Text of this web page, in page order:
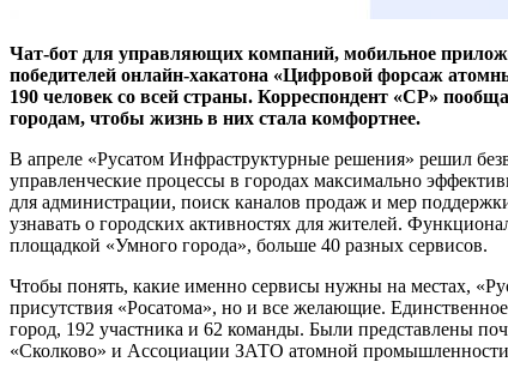
Чат-бот для управляющих компаний, мобильное
победителей онлайн-хакатона «Цифровой форсаж
190 человек со всей страны. Корреспондент «СР»
городам, чтобы жизнь в них стала комфортнее.
В апреле «Русатом Инфраструктурные решения» решил
управленческие процессы в городах максимально
для администрации, поиск каналов продаж и мер
узнавать о городских активностях для жителей.
площадкой «Умного города», больше 40 разных сервисов.
Чтобы понять, какие именно сервисы нужны на местах,
присутствия «Росатома», но и все желающие.
город, 192 участника и 62 команды. Были представлены
«Сколково» и Ассоциации ЗАТО атомной